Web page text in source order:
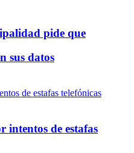
pide que
sus datos
intentos de estafas